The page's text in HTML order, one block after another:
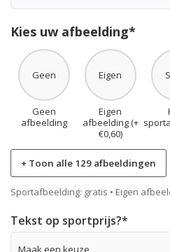
Kies uw afbeelding*
Geen
Geen
afbeelding
Eigen
Eigen
afbeelding (+
€0,60)
+ Toon alle 129 afbeeldingen
Sportafbeelding: gratis • Eigen
Tekst op sportprijs?*